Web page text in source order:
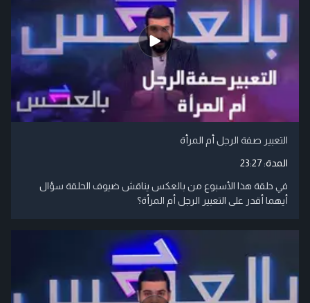
التعبير صفة الرجل أم المرأة
المدة:23:27
في حلقة هذا الأسبوع من بالعكس يناقش ضيوف الحلقة سؤال
أيهما أقدر على التعبير الرجل أم المرأة؟